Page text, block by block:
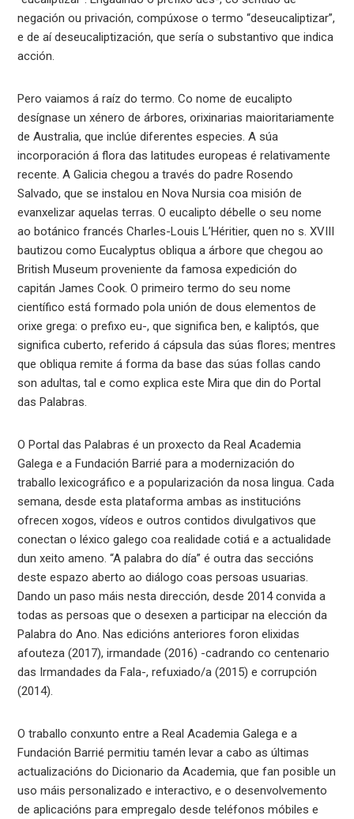
negación ou privación, compúxose o termo “deseucaliptizar”,
e de aí deseucaliptización, que sería o substantivo que indica
acción.
Pero vaiamos á raíz do termo. Co nome de eucalipto
desígnase un xénero de árbores, orixinarias maioritariamente
de Australia, que inclúe diferentes especies. A súa
incorporación á flora das latitudes europeas é relativamente
recente. A Galicia chegou a través do padre Rosendo
Salvado, que se instalou en Nova Nursia coa misión de
evanxelizar aquelas terras. O eucalipto débelle o seu nome
ao botánico francés Charles-Louis L’Héritier, quen no s. XVIII
bautizou como Eucalyptus obliqua a árbore que chegou ao
British Museum proveniente da famosa expedición do
capitán James Cook. O primeiro termo do seu nome
científico está formado pola unión de dous elementos de
orixe grega: o prefixo eu-, que significa ben, e kaliptós, que
significa cuberto, referido á cápsula das súas flores; mentres
que obliqua remite á forma da base das súas follas cando
son adultas, tal e como explica este Mira que din do Portal
das Palabras.
O Portal das Palabras é un proxecto da Real Academia
Galega e a Fundación Barrié para a modernización do
traballo lexicográfico e a popularización da nosa lingua. Cada
semana, desde esta plataforma ambas as institucións
ofrecen xogos, vídeos e outros contidos divulgativos que
conectan o léxico galego coa realidade cotiá e a actualidade
dun xeito ameno. “A palabra do día” é outra das seccións
deste espazo aberto ao diálogo coas persoas usuarias.
Dando un paso máis nesta dirección, desde 2014 convida a
todas as persoas que o desexen a participar na elección da
Palabra do Ano. Nas edicións anteriores foron elixidas
afouteza (2017), irmandade (2016) -cadrando co centenario
das Irmandades da Fala-, refuxiado/a (2015) e corrupción
(2014).
O traballo conxunto entre a Real Academia Galega e a
Fundación Barrié permitiu tamén levar a cabo as últimas
actualizacións do Dicionario da Academia, que fan posible un
uso máis personalizado e interactivo, e o desenvolvemento
de aplicacións para empregalo desde teléfonos móbiles e